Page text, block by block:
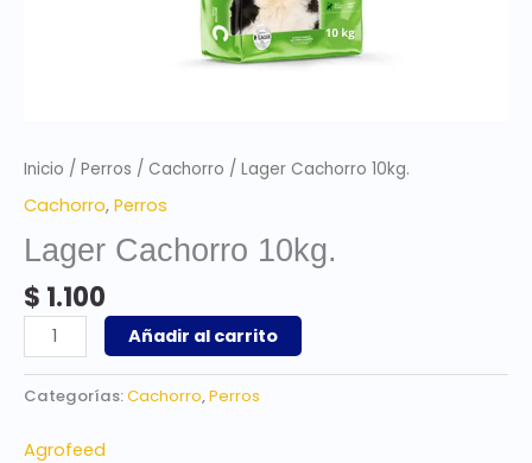
Inicio / Perros / Cachorro / Lager Cachorro 10kg.
Cachorro, Perros
Lager Cachorro 10kg.
$ 1.100
Añadir al carrito
Categorías:Cachorro,Perros
Agrofeed